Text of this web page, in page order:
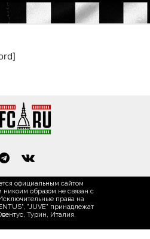
официальным сайтом
никоим образом не связан с
права на
"JUVE" принадлежат
Турин, Италия.